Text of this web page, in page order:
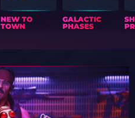
NEW TO
TOWN
GALACTIC
PHASES